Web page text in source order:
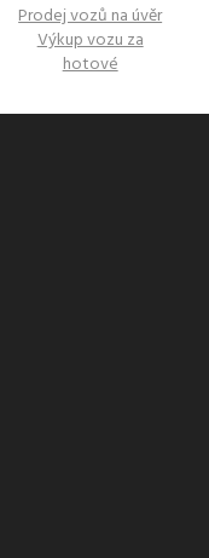
Prodej vozů na úvěr
Výkup vozu za
hotové